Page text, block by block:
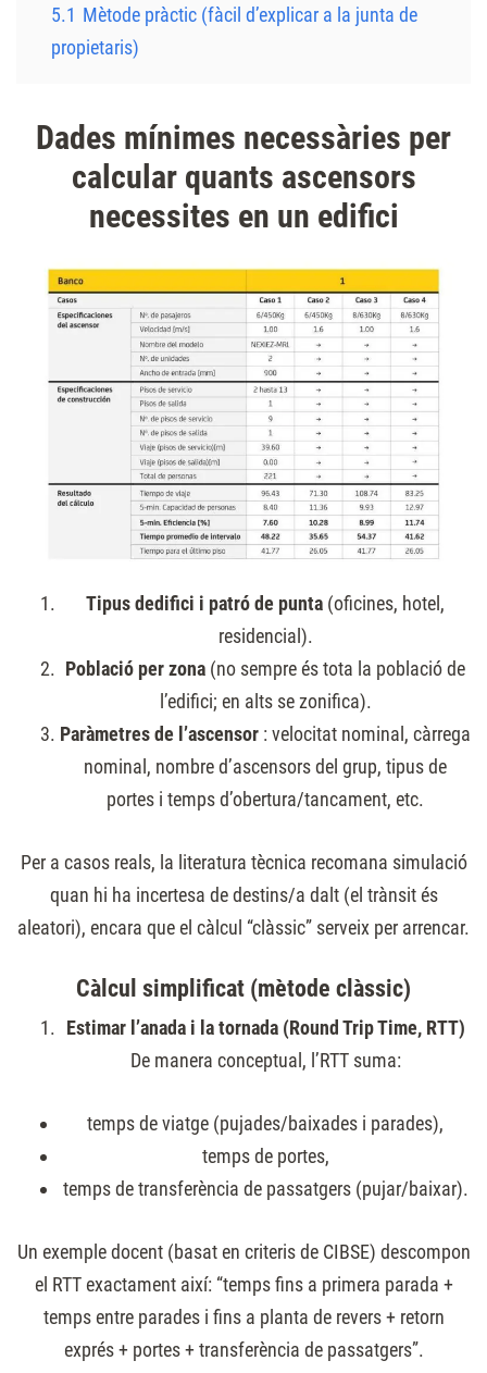
5.1 Mètode pràctic (fàcil d’explicar a la junta de
propietaris)
Dades mínimes necessàries per
calcular quants ascensors
necessites en un edifici
Tipus dedifici i patró de punta (oficines, hotel,
residencial).
Població per zona (no sempre és tota la població de
l’edifici; en alts se zonifica).
Paràmetres de l’ascensor : velocitat nominal, càrrega
nominal, nombre d’ascensors del grup, tipus de
portes i temps d’obertura/tancament, etc.
Per a casos reals, la literatura tècnica recomana simulació
quan hi ha incertesa de destins/a dalt (el trànsit és
aleatori), encara que el càlcul “clàssic” serveix per arrencar.
Càlcul simplificat (mètode clàssic)
Estimar l’anada i la tornada (Round Trip Time, RTT)
De manera conceptual, l’RTT suma:
temps de viatge (pujades/baixades i parades),
temps de portes,
temps de transferència de passatgers (pujar/baixar).
Un exemple docent (basat en criteris de CIBSE) descompon
el RTT exactament així: “temps fins a primera parada +
temps entre parades i fins a planta de revers + retorn
exprés + portes + transferència de passatgers”.